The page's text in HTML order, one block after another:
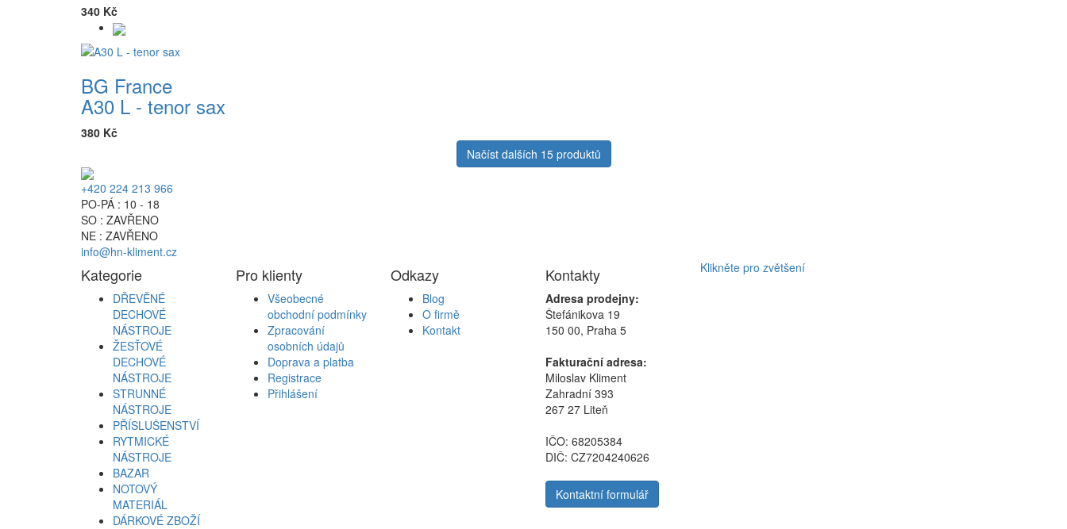
340 Kč
BG France
A30 L - tenor sax
380 Kč
Načíst dalších 15 produktů
+420 224 213 966
PO-PÁ : 10 - 18
SO : ZAVŘENO
NE : ZAVŘENO
info@hn-kliment.cz
Kategorie
DŘEVĚNÉ
DECHOVÉ
NÁSTROJE
ŽESŤOVÉ
DECHOVÉ
NÁSTROJE
STRUNNÉ
NÁSTROJE
PŘÍSLUŠENSTVÍ
RYTMICKÉ
NÁSTROJE
BAZAR
NOTOVÝ
MATERIÁL
DÁRKOVÉ ZBOŽÍ
Pro klienty
Všeobecné
obchodní podmínky
Zpracování
osobních údajů
Doprava a platba
Registrace
Přihlášení
Odkazy
Blog
O firmě
Kontakt
Kontakty
Adresa prodejny:
Štefánikova 19
150 00, Praha 5
Fakturační adresa:
Miloslav Kliment
Zahradní 393
267 27 Liteň
IČO: 68205384
DIČ: CZ7204240626
Kontaktní formulář
Klikněte pro zvětšení